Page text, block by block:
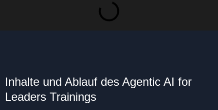
Inhalte und Ablauf des Agentic AI for
Leaders Trainings